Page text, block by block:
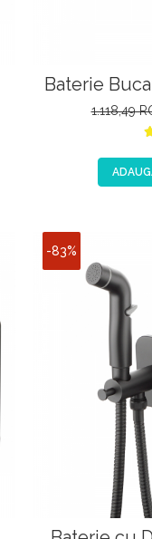
Baterie
1.118,49
-83%